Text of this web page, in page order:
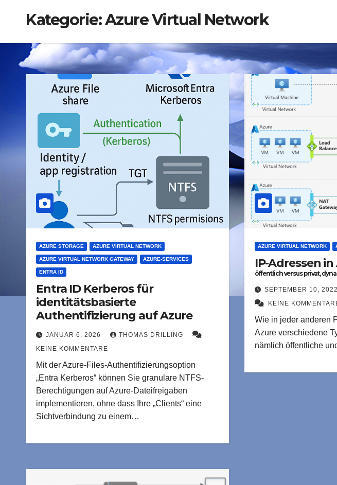
Kategorie:Azure Virtual Network
AZURE STORAGE AZURE VIRTUAL NETWORK
AZURE VIRTUAL NETWORK GATEWAY AZURE-SERVICES
ENTRA ID
Entra ID Kerberos für
identitätsbasierte
Authentifizierung auf Azure
Files
NTFS-Rechte auf Cloudspeicher - was passiert im Hintergrund ?
JANUAR 6, 2026
THOMAS DRILLING
KEINE KOMMENTARE
Mit der Azure-Files-Authentifizierungsoption
„Entra Kerberos“ können Sie granulare NTFS-
Berechtigungen auf Azure-Dateifreigaben
implementieren, ohne dass Ihre „Clients“ eine
Sichtverbindung zu einem…
AZURE VIRTUAL NETWORK
IP-Adressen
öffentlich versus privat,
SEPTEMBER 10, 2022
KEINE
Wie in jeder anderen
Azure verschiedene
nämlich öffentliche